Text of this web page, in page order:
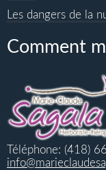
Les dangers de la
Comment
Téléphone: (418)